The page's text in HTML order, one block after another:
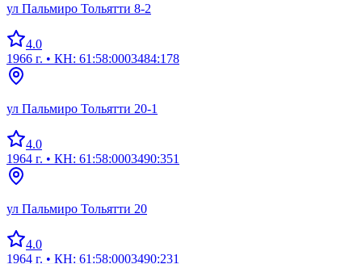
ул Пальмиро Тольятти 8-2
4.0
1966 г. • КН: 61:58:0003484:178
ул Пальмиро Тольятти 20-1
4.0
1964 г. • КН: 61:58:0003490:351
ул Пальмиро Тольятти 20
4.0
1964 г. • КН: 61:58:0003490:231